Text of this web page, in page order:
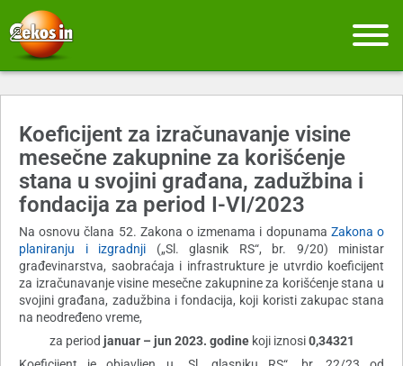
Koeficijent za izračunavanje visine
mesečne zakupnine za korišćenje
stana u svojini građana, zadužbina i
fondacija za period I-VI/2023
Na osnovu člana 52. Zakona o izmenama i dopunama Zakona o
planiranju i izgradnji („Sl. glasnik RS“, br. 9/20) ministar
građevinarstva, saobraćaja i infrastrukture je utvrdio koeficijent
za izračunavanje visine mesečne zakupnine za korišćenje stana u
svojini građana, zadužbina i fondacija, koji koristi zakupac stana
na neodređeno vreme,
za period januar – jun 2023. godinekoji iznosi0,34321